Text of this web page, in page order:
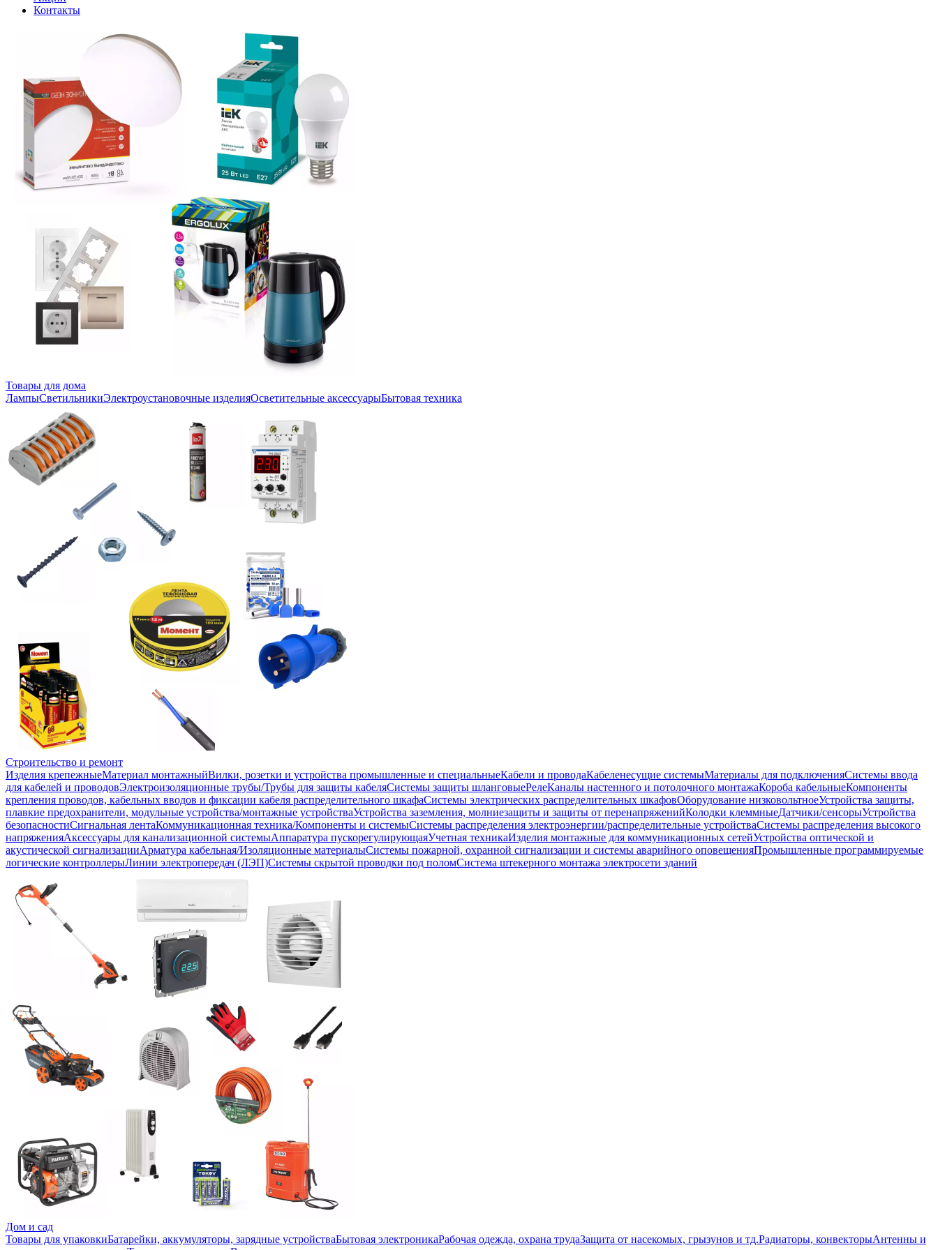
Контакты
Товары для дома
ЛампыСветильникиЭлектроустановочные изделияОсветительные аксессуарыБытовая техника
Строительство и ремонт
Изделия крепежныеМатериал монтажныйВилки, розетки и устройства промышленные и специальныеКабели и проводаКабеленесущие системыМатериалы для подключенияСистемы ввода
для кабелей и проводовЭлектроизоляционные трубы/Трубы для защиты кабеляСистемы защиты шланговыеРелеКаналы настенного и потолочного монтажаКороба кабельныеКомпоненты
крепления проводов, кабельных вводов и фиксации кабеля распределительного шкафаСистемы электрических распределительных шкафовОборудование низковольтноеУстройства защиты,
плавкие предохранители, модульные устройства/монтажные устройстваУстройства заземления, молниезащиты и защиты от перенапряженийКолодки клеммныеДатчики/сенсорыУстройства
безопасностиСигнальная лентаКоммуникационная техника/Компоненты и системыСистемы распределения электроэнергии/распределительные устройстваСистемы распределения высокого
напряженияАксессуары для канализационной системыАппаратура пускорегулирующаяУчетная техникаИзделия монтажные для коммуникационных сетейУстройства оптической и
акустической сигнализацииАрматура кабельная/Изоляционные материалыСистемы пожарной, охранной сигнализации и системы аварийного оповещенияПромышленные программируемые
логические контроллерыЛинии электропередач (ЛЭП)Системы скрытой проводки под поломСистема штекерного монтажа электросети зданий
Дом и сад
Товары для упаковкиБатарейки, аккумуляторы, зарядные устройстваБытовая электроникаРабочая одежда, охрана трудаЗащита от насекомых, грызунов и тд.Радиаторы, конвекторыАнтенны и